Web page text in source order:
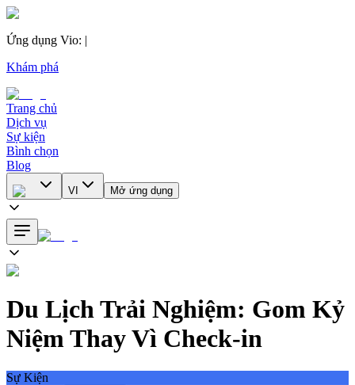
Ứng dụng Vio: |
Khám phá
Trang chủ
Dịch vụ
Sự kiện
Bình chọn
Blog
VI Mở ứng dụng
Du Lịch Trải Nghiệm: Gom Kỷ
Niệm Thay Vì Check-in
Sự Kiện